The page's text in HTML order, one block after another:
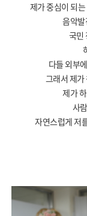
제가 중심이 되
음악발
국민
다들 외부
그래서 제
제가
사
자연스럽게 저